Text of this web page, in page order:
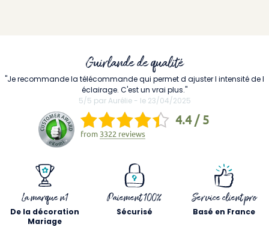
La marque n1
De la décoration
Mariage
Paiement 100%
Sécurisé
Service client pro
Basé en France
Guirlande de qualité
"Je recommande la télécommande qui permet d ajuster l intensité de l
éclairage. C'est un vrai plus."
5/5 par Aurélie - le 23/04/2025
4.4 / 5
from 3322 reviews